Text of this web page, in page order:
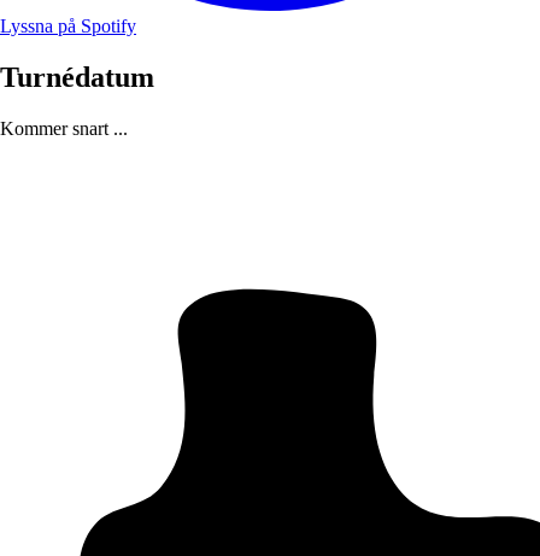
Lyssna på Spotify
Turnédatum
Kommer snart ...